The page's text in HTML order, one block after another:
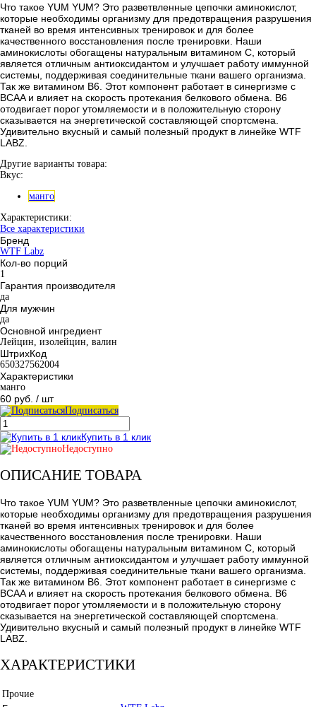
Что такое YUM YUM? Это разветвленные цепочки аминокислот,
которые необходимы организму для предотвращения разрушения
тканей во время интенсивных тренировок и для более
качественного восстановления после тренировки. Наши
аминокислоты обогащены натуральным витамином С, который
является отличным антиоксидантом и улучшает работу иммунной
системы, поддерживая соединительные ткани вашего организма.
Так же витамином B6. Этот компонент работает в синергизме с
BCAA и влияет на скорость протекания белкового обмена. B6
отодвигает порог утомляемости и в положительную сторону
сказывается на энергетической составляющей спортсмена.
Удивительно вкусный и самый полезный продукт в линейке WTF
LABZ.
Другие варианты товара:
Вкус:
манго
Характеристики:
Все характеристики
Бренд
WTF Labz
Кол-во порций
1
Гарантия производителя
да
Для мужчин
да
Основной ингредиент
Лейцин, изолейцин, валин
ШтрихКод
650327562004
Характеристики
манго
60 руб. / шт
Подписаться
Купить в 1 клик
Недоступно
ОПИСАНИЕ ТОВАРА
Что такое YUM YUM? Это разветвленные цепочки аминокислот,
которые необходимы организму для предотвращения разрушения
тканей во время интенсивных тренировок и для более
качественного восстановления после тренировки. Наши
аминокислоты обогащены натуральным витамином С, который
является отличным антиоксидантом и улучшает работу иммунной
системы, поддерживая соединительные ткани вашего организма.
Так же витамином B6. Этот компонент работает в синергизме с
BCAA и влияет на скорость протекания белкового обмена. B6
отодвигает порог утомляемости и в положительную сторону
сказывается на энергетической составляющей спортсмена.
Удивительно вкусный и самый полезный продукт в линейке WTF
LABZ.
ХАРАКТЕРИСТИКИ
Прочие